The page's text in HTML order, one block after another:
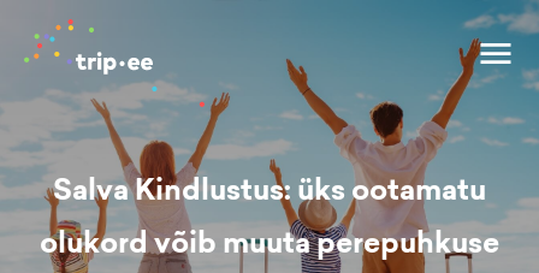
Salva Kindlustus: üks ootamatu
olukord võib muuta perepuhkuse